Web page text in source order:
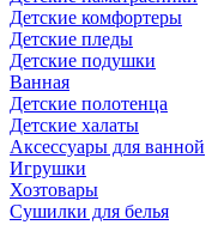
Детские комфортеры
Детские пледы
Детские подушки
Ванная
Детские полотенца
Детские халаты
Аксессуары для ванной
Игрушки
Хозтовары
Сушилки для белья